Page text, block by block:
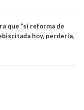
que “si reforma de
hoy, perdería,
sería una victoria de la